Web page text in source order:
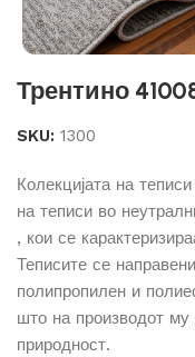
Трентино
SKU: 1300
Колекцијата на
на теписи во
, кои се
Теписите се
полипропилен и
што на производот
природност.